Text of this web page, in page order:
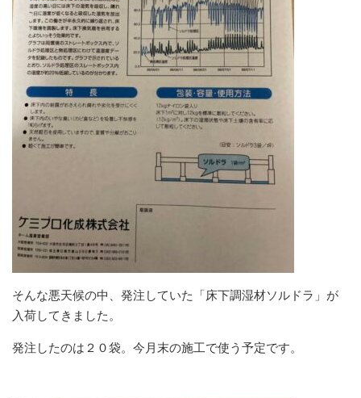
そんな悪天候の中、発注していた「床下調湿材ソルドラ」が
入荷してきました。
発注したのは２０袋。今月末の施工で使う予定です。